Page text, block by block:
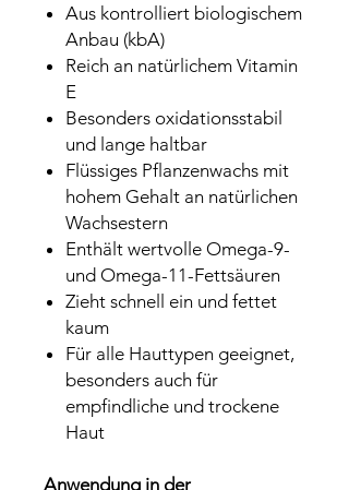
Aus kontrolliert biologischem
Anbau (kbA)
Reich an natürlichem Vitamin
E
Besonders oxidationsstabil
und lange haltbar
Flüssiges Pflanzenwachs mit
hohem Gehalt an natürlichen
Wachsestern
Enthält wertvolle Omega-9-
und Omega-11-Fettsäuren
Zieht schnell ein und fettet
kaum
Für alle Hauttypen geeignet,
besonders auch für
empfindliche und trockene
Haut
Anwendung in der